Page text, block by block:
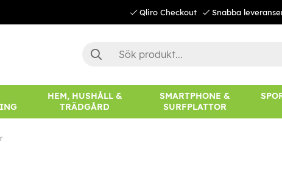
Qliro Checkout Snabba
HEM, HUSHÅLL &
TRÄDGÅRD
SMARTPHONE &
SURFPLATTOR